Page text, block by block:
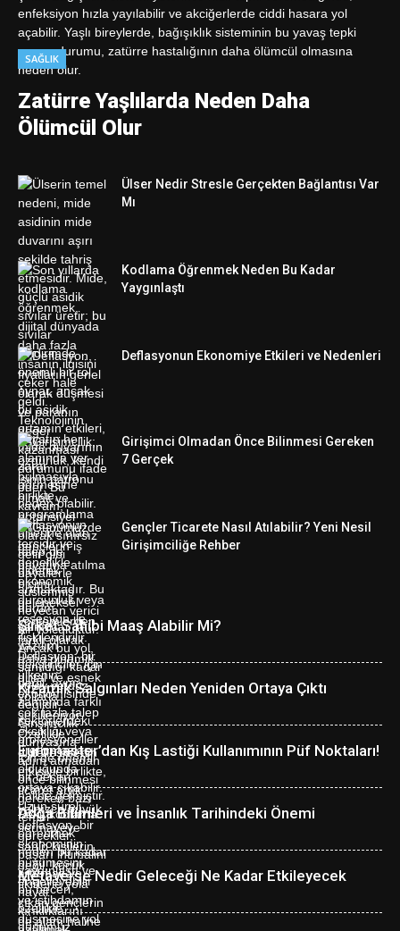
SAĞLIK
Zatürre Yaşlılarda Neden Daha
Ölümcül Olur
Ülser Nedir Stresle Gerçekten Bağlantısı Var
Mı
Kodlama Öğrenmek Neden Bu Kadar
Yaygınlaştı
Deflasyonun Ekonomiye Etkileri ve Nedenleri
Girişimci Olmadan Önce Bilinmesi Gereken
7 Gerçek
Gençler Ticarete Nasıl Atılabilir? Yeni Nesil
Girişimciliğe Rehber
Şirket Sahibi Maaş Alabilir Mi?
Kızamık Salgınları Neden Yeniden Ortaya Çıktı
Euromaster’dan Kış Lastiği Kullanımının Püf Noktaları!
Doğa Bilimleri ve İnsanlık Tarihindeki Önemi
Metaverse Nedir Geleceği Ne Kadar Etkileyecek